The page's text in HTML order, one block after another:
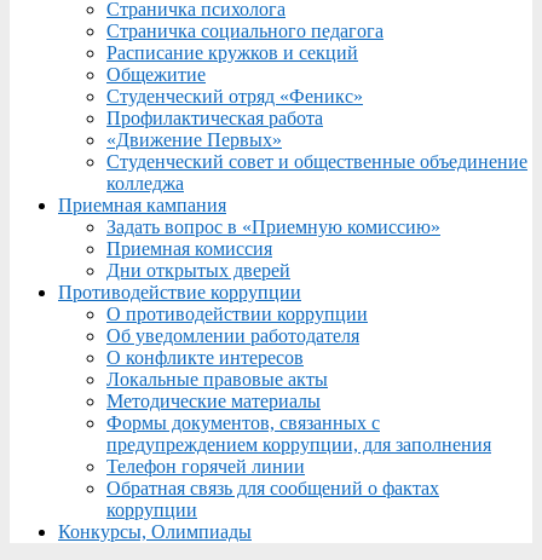
Страничка психолога
Страничка социального педагога
Расписание кружков и секций
Общежитие
Студенческий отряд «Феникс»
Профилактическая работа
«Движение Первых»
Студенческий совет и общественные объединение
колледжа
Приемная кампания
Задать вопрос в «Приемную комиссию»
Приемная комиссия
Дни открытых дверей
Противодействие коррупции
О противодействии коррупции
Об уведомлении работодателя
О конфликте интересов
Локальные правовые акты
Методические материалы
Формы документов, связанных с
предупреждением коррупции, для заполнения
Телефон горячей линии
Обратная связь для сообщений о фактах
коррупции
Конкурсы, Олимпиады